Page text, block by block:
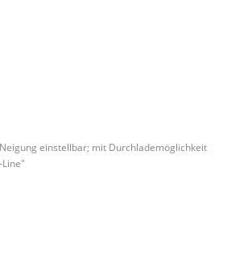
einstellbar; mit Durchlademöglichkeit